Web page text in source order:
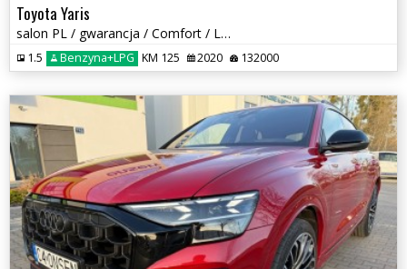
Toyota Yaris
salon PL / gwarancja / Comfort / LPG / instalacja gazowa / 1,5 /
1.5 Benzyna+LPG KM 125 2020 132000